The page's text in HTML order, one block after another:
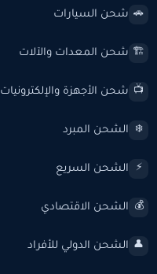
🚗 شحن السيارات
🏗️ شحن المعدات والآلات
📺 شحن الأجهزة والإلكترونيات
❄️ الشحن المبرد
⚡ الشحن السريع
💰 الشحن الاقتصادي
👤 الشحن الدولي للأفراد